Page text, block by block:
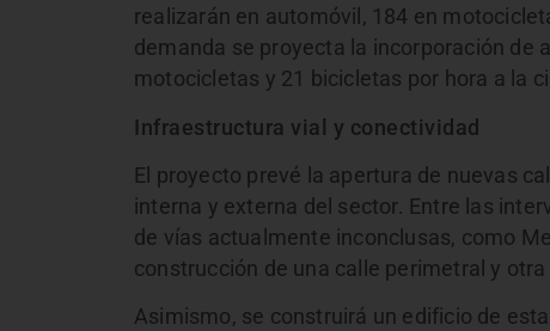
realizarán en automóvil, 184 en
demanda se proyecta la incorporación de
motocicletas y 21 bicicletas por hora a la
Infraestructura vial y conectividad
El proyecto prevé la apertura de nuevas
interna y externa del sector. Entre las
de vías actualmente inconclusas, como
construcción de una calle perimetral y
Asimismo, se construirá un edificio de